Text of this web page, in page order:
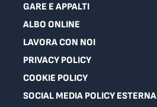
GARE E APPALTI
ALBO ONLINE
LAVORA CON NOI
PRIVACY POLICY
COOKIE POLICY
SOCIAL MEDIA POLICY ESTERNA